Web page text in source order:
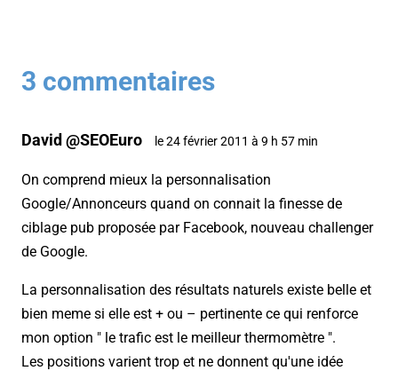
3 commentaires
David @SEOEuro le 24 février 2011 à 9 h 57 min
On comprend mieux la personnalisation
Google/Annonceurs quand on connait la finesse de
ciblage pub proposée par Facebook, nouveau challenger
de Google.
La personnalisation des résultats naturels existe belle et
bien meme si elle est + ou – pertinente ce qui renforce
mon option " le trafic est le meilleur thermomètre ".
Les positions varient trop et ne donnent qu'une idée